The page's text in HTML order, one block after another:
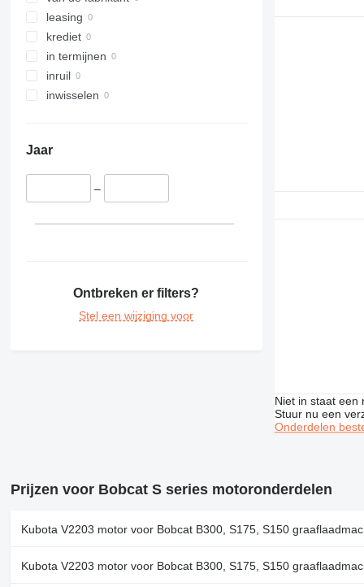
leasing
krediet
in termijnen
inruil
inwisselen
Jaar
–
Ontbreken er filters?
Stel een wijziging voor
Niet in staat een
Stuur nu een
Onderdelen
Prijzen voor Bobcat S series motoronderdelen
Kubota V2203 motor voor Bobcat B300, S175, S150
Kubota V2203 motor voor Bobcat B300, S175, S150